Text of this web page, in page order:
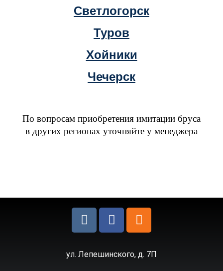
Светлогорск
Туров
Хойники
Чечерск
По вопросам приобретения имитации бруса
в других регионах уточняйте у менеджера
ул. Лепешинского, д. 7П